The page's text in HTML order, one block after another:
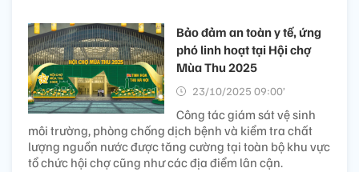
Bảo đảm an toàn y tế, ứng
phó linh hoạt tại Hội chợ
Mùa Thu 2025
23/10/2025 09:00’
Công tác giám sát vệ sinh
môi trường, phòng chống dịch bệnh và kiểm tra chất
lượng nguồn nước được tăng cường tại toàn bộ khu vực
tổ chức hội chợ cũng như các địa điểm lân cận.